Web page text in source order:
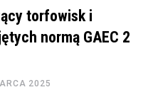
torfowisk i
normą GAEC 2
2025